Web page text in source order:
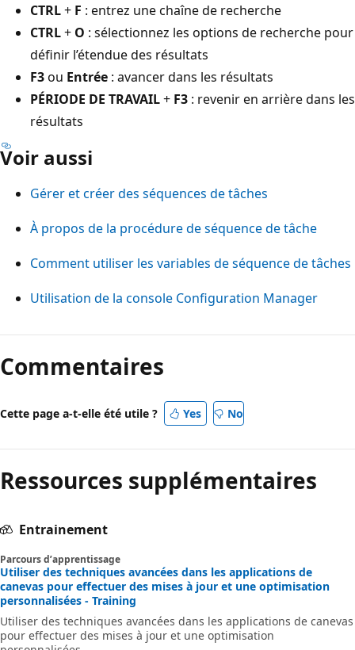
CTRL+ F : entrez une chaîne de recherche
CTRL+ O : sélectionnez les options de recherche pour
définir l’étendue des résultats
F3ou Entrée : avancer dans les résultats
PÉRIODE DE TRAVAIL+ F3 : revenir en arrière dans les
résultats
Voir aussi
Gérer et créer des séquences de tâches
À propos de la procédure de séquence de tâche
Comment utiliser les variables de séquence de tâches
Utilisation de la console Configuration Manager
Commentaires
Cette page a-t-elle été utile ? Yes No
Ressources supplémentaires
Entrainement
Parcours d’apprentissage
Utiliser des techniques avancées dans les applications de
canevas pour effectuer des mises à jour et une optimisation
personnalisées - Training
Utiliser des techniques avancées dans les applications de canevas
pour effectuer des mises à jour et une optimisation